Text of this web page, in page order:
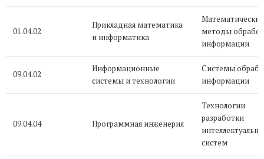
01.04.02
Прикладная математика
и информатика
Математические
методы
информации
09.04.02
Информационные
системы и технологии
Системы
информации
09.04.04 Программная инженерия
Технологии
разработки
систем